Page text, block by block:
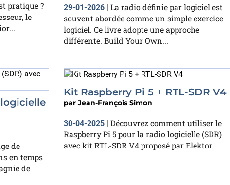
pratique ?
le
29-01-2026 | La radio définie par logiciel est
souvent abordée comme un simple exercice
logiciel. Ce livre adopte une approche
différente. Build Your Own...
de
en temps
de
Kit Raspberry Pi 5 + RTL-SDR V4
par Jean-François Simon
30-04-2025 | Découvrez comment utiliser le
Raspberry Pi 5 pour la radio logicielle (SDR)
avec kit RTL-SDR V4 proposé par Elektor.